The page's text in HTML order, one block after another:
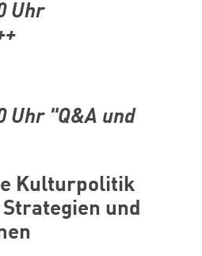
Uhr
Uhr "Q&A und
Kulturpolitik
und